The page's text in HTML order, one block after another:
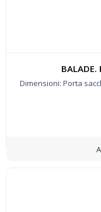
Dimensioni: Porta